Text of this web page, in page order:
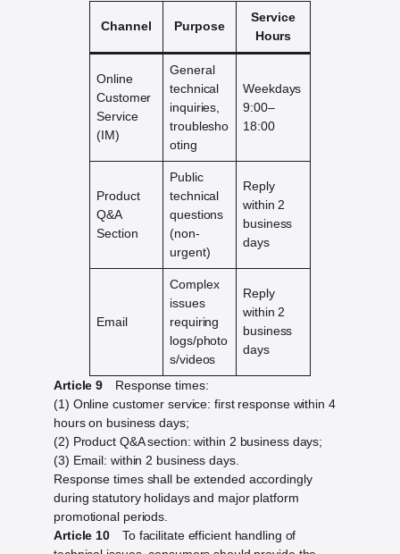
Channel Purpose
Service
Hours
Online
Customer
Service
(IM)
General
technical
inquiries,
troublesho
oting
Weekdays
9:00–
18:00
Product
Q&A
Section
Public
technical
questions
(non-
urgent)
Reply
within 2
business
days
Email
Complex
issues
requiring
logs/photo
s/videos
Reply
within 2
business
days
Article 9 Response times:
(1) Online customer service: first response within 4
hours on business days;
(2) Product Q&A section: within 2 business days;
(3) Email: within 2 business days.
Response times shall be extended accordingly
during statutory holidays and major platform
promotional periods.
Article 10 To facilitate efficient handling of